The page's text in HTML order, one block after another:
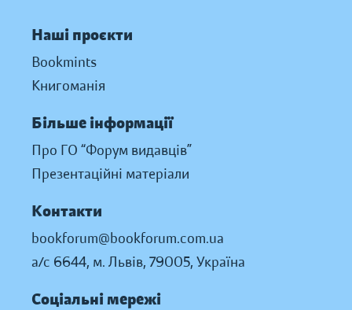
Наші проєкти
Bookmints
Книгоманія
Більше інформації
Про ГО “Форум видавців”
Презентаційні матеріали
Контакти
bookforum@bookforum.com.ua
а/с 6644, м. Львів, 79005, Україна
Соціальні мережі